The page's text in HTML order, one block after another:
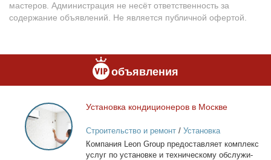
мастеров. Администрация не несёт ответственность за
содержание объявлений. Не является публичной офертой.
объявления
Установка
кондиционеров
в
Москве
Уста­нов­ка кон­ди­ци­о­не­ров в Москве
Строительство и ремонт/ Установка
кондиционеров
Ком­па­ния Leon Group предо­став­ля­ет ком­плекс
услуг по уста­нов­ке и тех­ни­че­ско­му об­слу­жи­